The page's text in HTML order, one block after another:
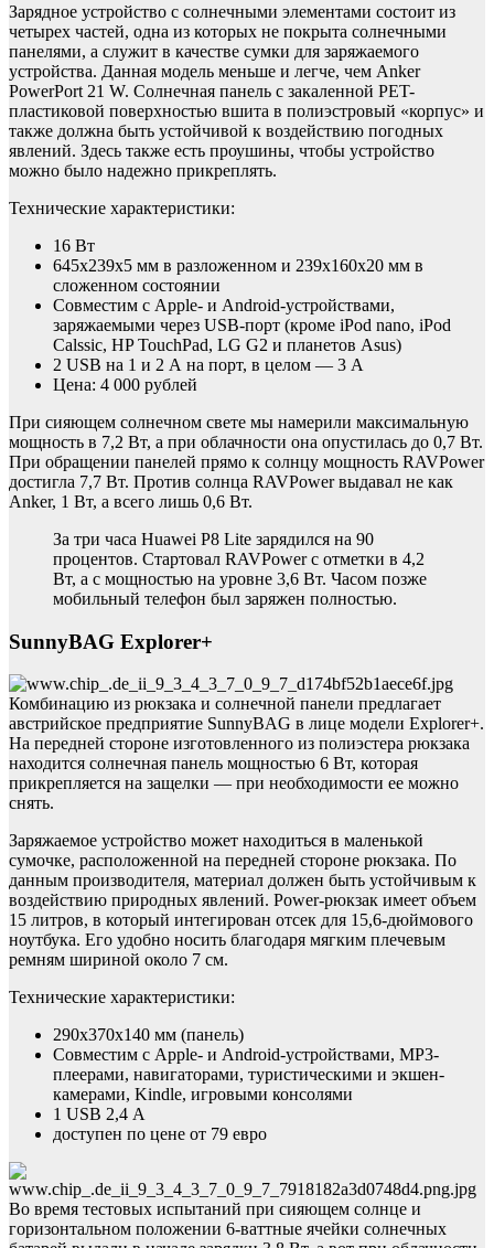
Зарядное устройство с солнечными элементами состоит из
четырех частей, одна из которых не покрыта солнечными
панелями, а служит в качестве сумки для заряжаемого
устройства. Данная модель меньше и легче, чем Anker
PowerPort 21 W. Солнечная панель с закаленной PET-
пластиковой поверхностью вшита в полиэстровый «корпус» и
также должна быть устойчивой к воздействию погодных
явлений. Здесь также есть проушины, чтобы устройство
можно было надежно прикреплять.
Технические характеристики:
16 Вт
645х239х5 мм в разложенном и 239х160х20 мм в
сложенном состоянии
Совместим с Apple- и Android-устройствами,
заряжаемыми через USB-порт (кроме iPod nano, iPod
Calssic, HP TouchPad, LG G2 и планетов Asus)
2 USB на 1 и 2 А на порт, в целом — 3 А
Цена: 4 000 рублей
При сияющем солнечном свете мы намерили максимальную
мощность в 7,2 Вт, а при облачности она опустилась до 0,7 Вт.
При обращении панелей прямо к солнцу мощность RAVPower
достигла 7,7 Вт. Против солнца RAVPower выдавал не как
Anker, 1 Вт, а всего лишь 0,6 Вт.
За три часа Huawei P8 Lite зарядился на 90
процентов. Стартовал RAVPower с отметки в 4,2
Вт, а с мощностью на уровне 3,6 Вт. Часом позже
мобильный телефон был заряжен полностью.
SunnyBAG Explorer+
Комбинацию из рюкзака и солнечной панели предлагает
австрийское предприятие SunnyBAG в лице модели Explorer+.
На передней стороне изготовленного из полиэстера рюкзака
находится солнечная панель мощностью 6 Вт, которая
прикрепляется на защелки — при необходимости ее можно
снять.
Заряжаемое устройство может находиться в маленькой
сумочке, расположенной на передней стороне рюкзака. По
данным производителя, материал должен быть устойчивым к
воздействию природных явлений. Power-рюкзак имеет объем
15 литров, в который интегирован отсек для 15,6-дюймового
ноутбука. Его удобно носить благодаря мягким плечевым
ремням шириной около 7 см.
Технические характеристики:
290х370х140 мм (панель)
Совместим с Apple- и Android-устройствами, MP3-
плеерами, навигаторами, туристическими и экшен-
камерами, Kindle, игровыми консолями
1 USB 2,4 А
доступен по цене от 79 евро
Во время тестовых испытаний при сияющем солнце и
горизонтальном положении 6-ваттные ячейки солнечных